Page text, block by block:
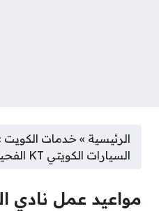
الرئيسية » خدمات الكويت
السيارات الكويتي KT الفحيحيل 2026
مواعيد عمل نادي